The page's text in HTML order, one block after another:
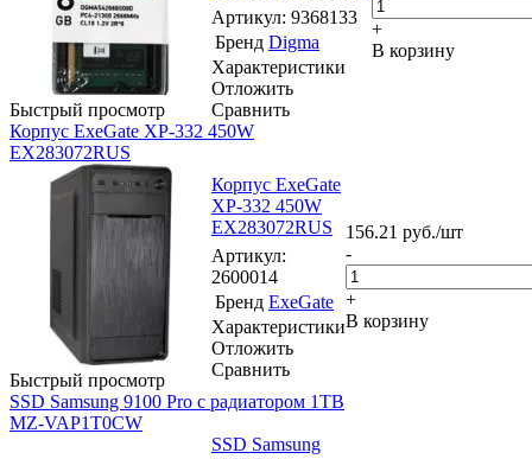
Быстрый просмотр
Артикул: 9368133
Бренд Digma
Характеристики
Отложить
Сравнить
+
В корзину
Корпус ExeGate XP-332 450W
EX283072RUS
Быстрый просмотр
Корпус ExeGate
XP-332 450W
EX283072RUS
Артикул:
2600014
Бренд ExeGate
Характеристики
Отложить
Сравнить
156.21 руб./шт
-
+
В корзину
SSD Samsung 9100 Pro с радиатором 1TB
MZ-VAP1T0CW
SSD Samsung